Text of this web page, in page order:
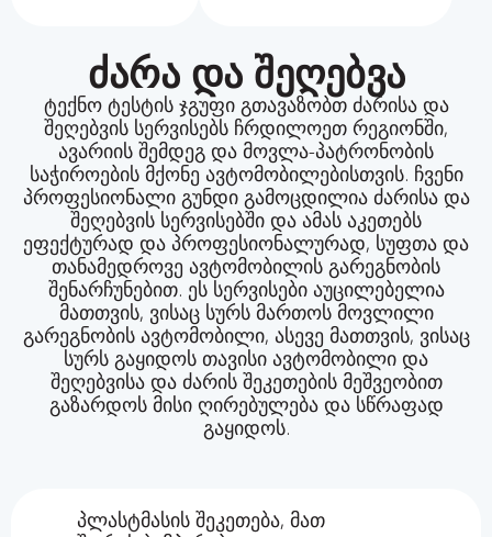
ძარა და შეღებვა
ტექნო ტესტის ჯგუფი გთავაზობთ ძარისა და
შეღებვის სერვისებს ჩრდილოეთ რეგიონში,
ავარიის შემდეგ და მოვლა-პატრონობის
საჭიროების მქონე ავტომობილებისთვის. ჩვენი
პროფესიონალი გუნდი გამოცდილია ძარისა და
შეღებვის სერვისებში და ამას აკეთებს
ეფექტურად და პროფესიონალურად, სუფთა და
თანამედროვე ავტომობილის გარეგნობის
შენარჩუნებით. ეს სერვისები აუცილებელია
მათთვის, ვისაც სურს მართოს მოვლილი
გარეგნობის ავტომობილი, ასევე მათთვის, ვისაც
სურს გაყიდოს თავისი ავტომობილი და
შეღებვისა და ძარის შეკეთების მეშვეობით
გაზარდოს მისი ღირებულება და სწრაფად
გაყიდოს.
პლასტმასის შეკეთება, მათ